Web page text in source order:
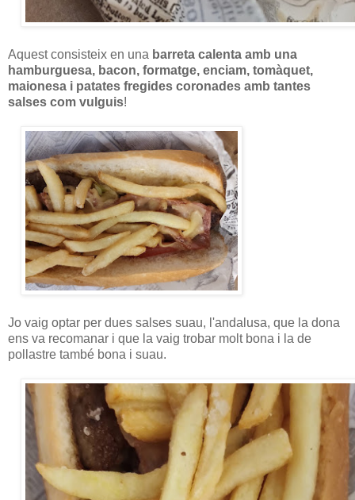
Aquest consisteix en una barreta calenta amb una
hamburguesa, bacon, formatge, enciam, tomàquet,
maionesa i patates fregides coronades amb tantes
salses com vulguis!
Jo vaig optar per dues salses suau, l'andalusa, que la dona
ens va recomanar i que la vaig trobar molt bona i la de
pollastre també bona i suau.